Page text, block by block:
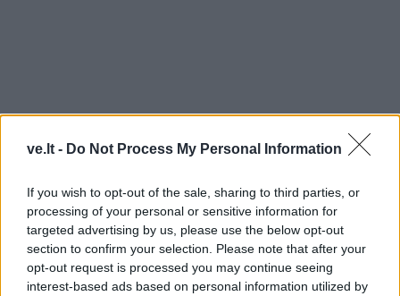
ve.lt - Do Not Process My Personal Information
If you wish to opt-out of the sale, sharing to third parties, or
processing of your personal or sensitive information for
targeted advertising by us, please use the below opt-out
section to confirm your selection. Please note that after your
opt-out request is processed you may continue seeing
interest-based ads based on personal information utilized by
Brangesnės draudimo polisai taip pat gali padengti
ekstremalius sporto ar žiemos sporto rūšis.